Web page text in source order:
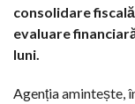
consolidare
evaluare
luni.
Agenția amintește,